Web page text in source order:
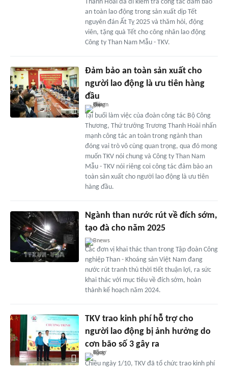
Thanh Hoài đã đi kiểm tra công tác đảm bảo
an toàn lao động trong sản xuất dịp Tết
nguyên đán Ất Tỵ 2025 và thăm hỏi, động
viên, tặng quà Tết cho công nhân lao động
Công ty Than Nam Mẫu - TKV.
Đảm bảo an toàn sản xuất cho
người lao động là ưu tiên hàng
đầu
Tại buổi làm việc của đoàn công tác Bộ Công
Thương, Thứ trưởng Trương Thanh Hoài nhấn
mạnh công tác an toàn trong ngành than
đóng vai trò vô cùng quan trọng, qua đó mong
muốn TKV nói chung và Công ty Than Nam
Mẫu - TKV nói riêng coi công tác đảm bảo an
toàn sản xuất cho người lao động là ưu tiên
hàng đầu.
Ngành than nước rút về đích sớm,
tạo đà cho năm 2025
Bnews
Các đơn vị khai thác than trong Tập đoàn Công
nghiệp Than - Khoáng sản Việt Nam đang
nước rút tranh thủ thời tiết thuận lợi, ra sức
khai thác với mục tiêu về đích sớm, hoàn
thành kế hoạch năm 2024.
TKV trao kinh phí hỗ trợ cho
người lao động bị ảnh hưởng do
cơn bão số 3 gây ra
Chiều ngày 1/10, TKV đã tổ chức trao kinh phí